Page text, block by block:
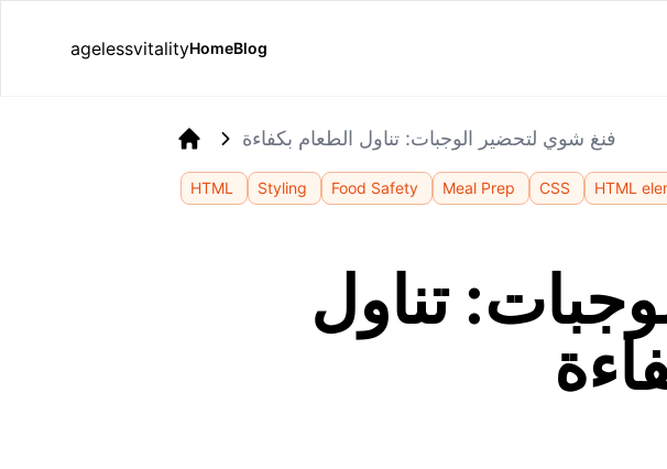
agelessvitalityHomeBlog
فنغ شوي لتحضير الوجبات: تناول الطعام بكفاءة
HTML Styling Food Safety Meal Prep CSS HTML
تناول